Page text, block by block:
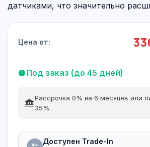
датчиками, что значительно
Цена от:
Под заказ (до 45 дней)
Рассрочка 0% на 6 месяцев или
35%.
Доступен Trade-In